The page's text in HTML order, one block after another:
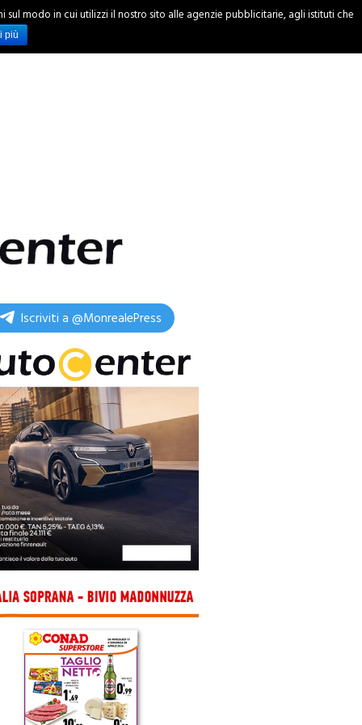
INCHIESTE
Iscriviti a @MonrealePress
modo in cui utilizzi il nostro sito alle agenzie pubblicitarie, agli istituti che
più